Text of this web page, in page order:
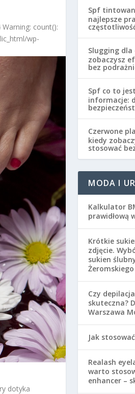
count():
wp-
dotyka
Spf
najlepsze
Slugging
zobaczysz
bez
Spf co to
informacje:
Czerwone
kiedy
stosować
MODA I
Kalkulator
prawidłową
Krótkie
zdjęcie.
sukien
Żeromskiego
Czy
skuteczna?
Warszawa
Jak
Realash
warto
enhancer –